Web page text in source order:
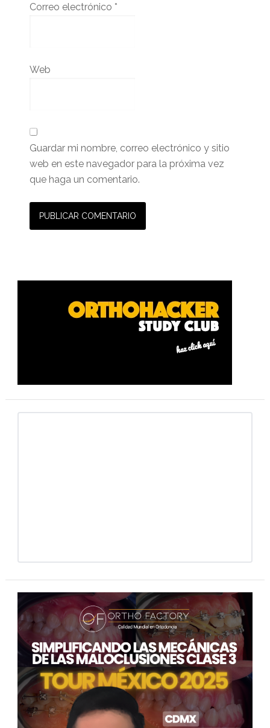
Correo electrónico *
Web
Guardar mi nombre, correo electrónico y sitio
web en este navegador para la próxima vez
que haga un comentario.
Barra
primaria